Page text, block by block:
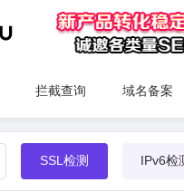
拦截查询 域名备案
SSL检测 IPv6检